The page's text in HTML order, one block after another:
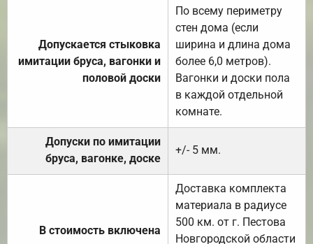
Допускается стыковка
имитации бруса, вагонки и
половой доски
По всему периметру
стен дома (если
ширина и длина дома
более 6,0 метров).
Вагонки и доски пола
в каждой отдельной
комнате.
Допуски по имитации
бруса, вагонке, доске
+/- 5 мм.
В стоимость включена
Доставка комплекта
материала в радиусе
500 км. от г. Пестова
Новгородской области